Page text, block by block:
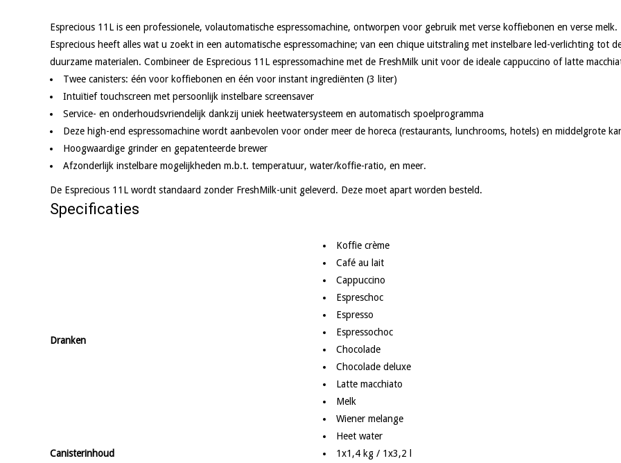
Esprecious 11L is een professionele, volautomatische espressomachine, ontworpen voor gebruik met verse koffiebonen en verse melk.
Esprecious heeft alles wat u zoekt in een automatische espressomachine; van een chique uitstraling met instelbare led-verlichting tot
duurzame materialen. Combineer de Esprecious 11L espressomachine met de FreshMilk unit voor de ideale cappuccino of latte
Twee canisters: één voor koffiebonen en één voor instant ingrediënten (3 liter)
Intuïtief touchscreen met persoonlijk instelbare screensaver
Service- en onderhoudsvriendelijk dankzij uniek heetwatersysteem en automatisch spoelprogramma
Deze high-end espressomachine wordt aanbevolen voor onder meer de horeca (restaurants, lunchrooms, hotels) en middelgrote
Hoogwaardige grinder en gepatenteerde brewer
Afzonderlijk instelbare mogelijkheden m.b.t. temperatuur, water/koffie-ratio, en meer.
De Esprecious 11L wordt standaard zonder FreshMilk-unit geleverd. Deze moet apart worden besteld.
Specificaties
Dranken
Koffie crème
Café au lait
Cappuccino
Espreschoc
Espresso
Espressochoc
Chocolade
Chocolade deluxe
Latte macchiato
Melk
Wiener melange
Heet water
Canisterinhoud
1x1,4 kg / 1x3,2 l